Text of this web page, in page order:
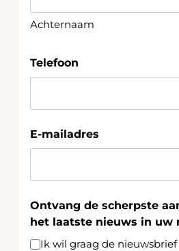
Achternaam
Telefoon
E-mailadres
Ontvang de scherpste
het laatste nieuws in uw
Ik wil graag de